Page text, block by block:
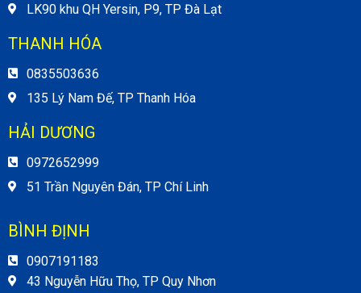
LK90 khu QH Yersin, P9, TP Đà Lạt
THANH HÓA
0835503636
135 Lý Nam Đế, TP Thanh Hóa
HẢI DƯƠNG
0972652999
51 Trần Nguyên Đán, TP Chí Linh
BÌNH ĐỊNH
0907191183
43 Nguyễn Hữu Thọ, TP Quy Nhơn